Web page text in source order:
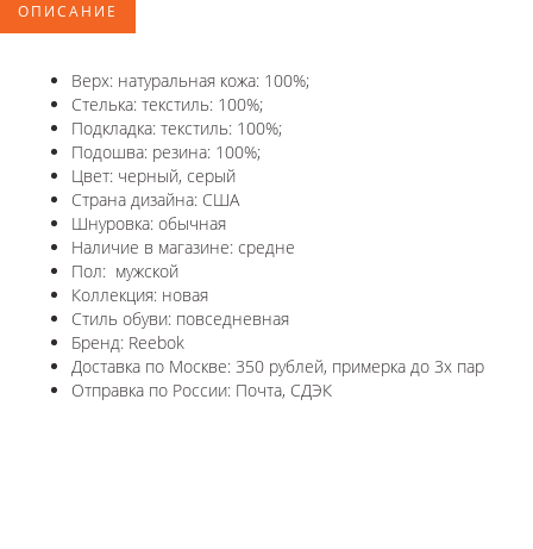
ОПИСАНИЕ
Верх: натуральная кожа: 100%;
Стелька: текстиль: 100%;
Подкладка: текстиль: 100%;
Подошва: резина: 100%;
Цвет: черный, серый
Страна дизайна: США
Шнуровка: обычная
Наличие в магазине: средне
Пол: мужской
Коллекция: новая
Стиль обуви: повседневная
Бренд: Reebok
Доставка по Москве: 350 рублей, примерка до 3х пар
Отправка по России: Почта, СДЭК